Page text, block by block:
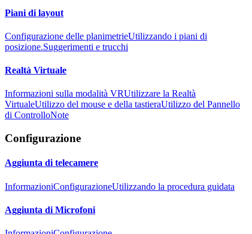
Piani di layout
Configurazione delle planimetrieUtilizzando i piani di
posizione.Suggerimenti e trucchi
Realtà Virtuale
Informazioni sulla modalità VRUtilizzare la Realtà
VirtualeUtilizzo del mouse e della tastieraUtilizzo del Pannello
di ControlloNote
Configurazione
Aggiunta di telecamere
InformazioniConfigurazioneUtilizzando la procedura guidata
Aggiunta di Microfoni